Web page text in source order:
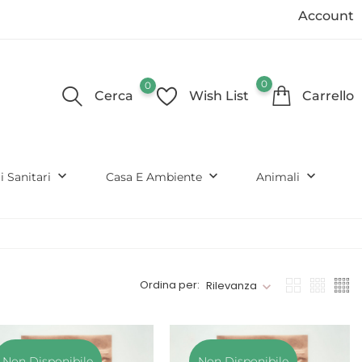
Account
Cerca
0
Wish List
0
Carrello
Sanitari keyboard_arrow_down Casa E Ambiente keyboard_arrow_down Animali keyboard_arrow_down
Ordina per: Rilevanza